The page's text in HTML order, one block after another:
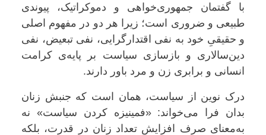
با گفتمان جمهوری‌خواهی و دموکراتیک، پیوندی
طبیعی و ضروری است؛ زیرا هر دو در مفهوم اصلی
و حقیقیِ خود به نفی اقتدارگرایی، نفی تبعیض، نفی
دین‌سالاری و بازسازی سیاست بر پایه‌ی کرامت
انسانی و برابری زن و مرد باور دارند.
درک نوین از سیاست، همان است که جنبش زنان
بدان فرا می‌خواند: «فمینیزه کردن سیاست» نه
به‌معنای صرف افزایش تعداد زنان در قدرت، بلکه